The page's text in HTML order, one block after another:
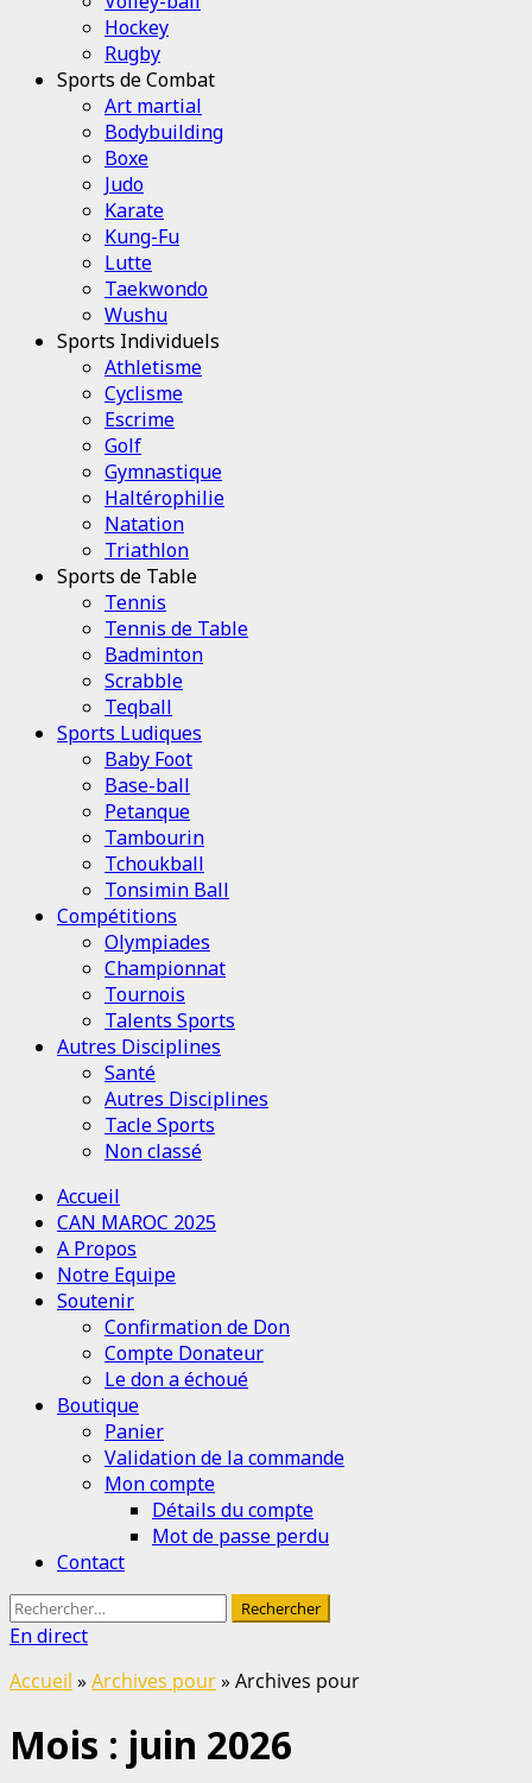
Hockey
Rugby
Sports de Combat
Art martial
Bodybuilding
Boxe
Judo
Karate
Kung-Fu
Lutte
Taekwondo
Wushu
Sports Individuels
Athletisme
Cyclisme
Escrime
Golf
Gymnastique
Haltérophilie
Natation
Triathlon
Sports de Table
Tennis
Tennis de Table
Badminton
Scrabble
Teqball
Sports Ludiques
Baby Foot
Base-ball
Petanque
Tambourin
Tchoukball
Tonsimin Ball
Compétitions
Olympiades
Championnat
Tournois
Talents Sports
Autres Disciplines
Santé
Autres Disciplines
Tacle Sports
Non classé
Menu
principal
Accueil
CAN MAROC 2025
A Propos
Notre Equipe
Soutenir
Confirmation de Don
Compte Donateur
Le don a échoué
Boutique
Panier
Validation de la commande
Mon compte
Détails du compte
Mot de passe perdu
Contact
Rechercher :
En direct
Accueil » Archives pour» Archives pour
Mois : juin 2026